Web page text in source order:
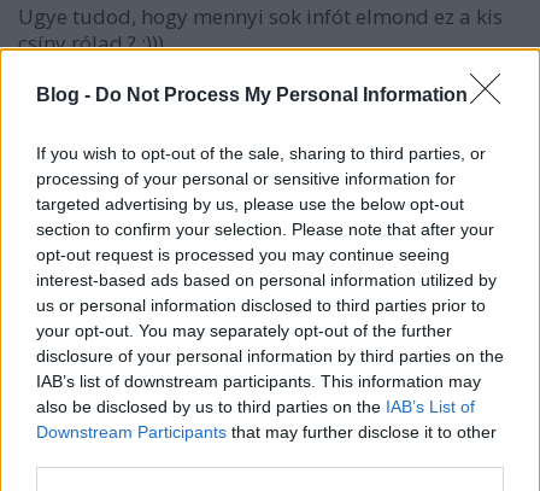
Blog - Do Not Process My Personal Information
If you wish to opt-out of the sale, sharing to third parties, or
processing of your personal or sensitive information for
targeted advertising by us, please use the below opt-out
section to confirm your selection. Please note that after your
opt-out request is processed you may continue seeing
interest-based ads based on personal information utilized by
us or personal information disclosed to third parties prior to
your opt-out. You may separately opt-out of the further
disclosure of your personal information by third parties on the
IAB’s list of downstream participants. This information may
also be disclosed by us to third parties on the IAB’s List of
Downstream Participants that may further disclose it to other
Ugye tudod, hogy mennyi sok infót elmond ez a kis
csíny rólad ? :)))
Nem csalódtam. Egy vérbeli piti proli vagy. :)
Mi lenne, ha már anyukámról beszéltél tényleg
megadnád a számod !
Szívesen meghívnálak egy sörre. Gondolom a
Borsodit szereted.
yatumux
14 éve
@Lacdelo: A Fidesz és az MSZP szerintem lejáratta
magát egy életre.